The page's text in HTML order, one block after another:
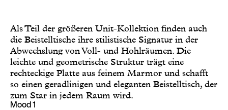
Als Teil der größeren Unit-Kollektion finden auch
die Beistelltische ihre stilistische Signatur in der
Abwechslung von Voll- und Hohlräumen. Die
leichte und geometrische Struktur trägt eine
rechteckige Platte aus feinem Marmor und schafft
so einen geradlinigen und eleganten Beistelltisch, der
zum Star in jedem Raum wird.
Mood 1